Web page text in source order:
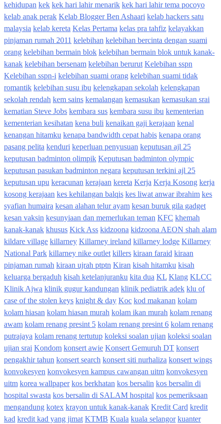
kehidupan kek kek hari lahir menarik kek hari lahir tema pocoyo
kelab anak perak Kelab Blogger Ben Ashaari kelab hackers satu
malaysia kelab kereta Kelas Pertama kelas pra tahfiz kelayakkan
pinjaman rumah 2011 kelebihan kelebihan bercinta dengan suami
orang kelebihan bermain blok kelebihan bermain blok untuk kanak-
kanak kelebihan bersenam kelebihan berurut Kelebihan sspn
Kelebihan sspn-i kelebihan suami orang kelebihan suami tidak
romantik kelebihan susu ibu kelengkapan sekolah kelengkapan
sekolah rendah kem sains kemalangan kemasukan kemasukan srai
kematian Steve Jobs kembara sus kembara susu ibu kementerian
kementerian kesihatan kena buli kenaikan gaji kerajaan kenal
kenangan hitamku kenapa bandwidth cepat habis kenapa orang
pasang pelita kenduri keperluan penyusuan keputusan ajl 25
keputusan badminton olimpik Keputusan badminton olympic
keputusan pasukan badminton negara keputusan terkini ajl 25
keputusan upu keracunan kerajaan kereta Kerja Kerja Kosong kerja
kosong kerajaan kes kehilangan balqis kes liwat anwar ibrahim kes
syafian humaira kesan alahan telur ayam kesan buruk gila gadget
kesan vaksin kesunyiaan dan memerlukan teman KFC khemah
kanak-kanak khusus Kick Ass kidzoona kidzoona AEON shah alam
kildare village killarney Killarney ireland killarney lodge Killarney
National Park killarney nike outlet killers kiraan faraid kiraan
pinjaman rumah kiraan ujrah ptptn Kiran kisah hitamku kisah
keluarga bergaduh kisah ketelanjuranku kita dua KL Klang KLCC
Klinik Ajwa klinik gugur kandungan klinik pediatrik adek klu of
case of the stolen keys knight & day Koc kod makanan kolam
kolam hiasan kolam hiasan murah kolam ikan murah kolam renang
awam kolam renang presint 5 kolam renang presint 6 kolam renang
putrajaya kolam renang tertutup koleksi soalan ujian koleksi soalan
ujian srai Kondom konsert awie Konsert Gemuruh DT konsert
pengakhir tahun konsert search konsert siti nurhaliza konsert wings
konvokesyen konvokesyen kampus cawangan uitm konvokesyen
uitm korea wallpaper kos berkhatan kos bersalin kos bersalin di
hospital swasta kos bersalin di SALAM hospital kos pemeriksaan
mengandung kotex krayon untuk kanak-kanak Kredit Card kredit
kad kredit kad yang jimat KTMB Kuala kuala selangor kuanter